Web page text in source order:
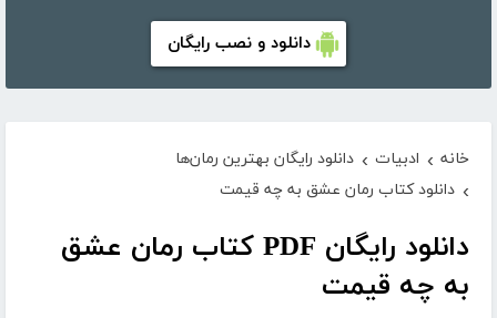
دانلود و نصب رایگان
خانه › ادبیات › دانلود رایگان بهترین رمان‌ها
› دانلود کتاب رمان عشق به چه قیمت
دانلود رایگان PDF کتاب رمان عشق
به چه قیمت